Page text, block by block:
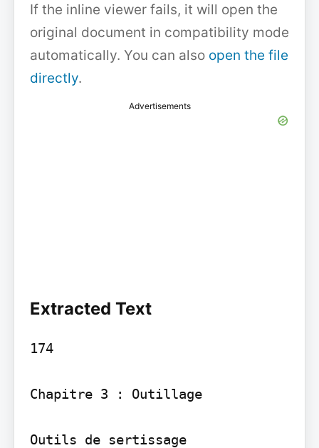
If the inline viewer fails, it will open the
original document in compatibility mode
automatically. You can also open the file
directly.
Advertisements
Extracted Text
174
Chapitre 3 : Outillage
Outils de sertissage